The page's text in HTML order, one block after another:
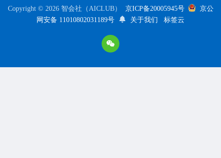
Copyright © 2026 智会社（AICLUB） 京ICP备20005945号
京公
网安备 11010802031189号
关于我们 标签云